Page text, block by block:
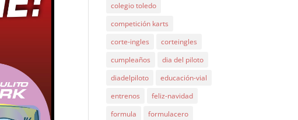
colegio toledo
competición karts
corte-ingles
corteingles
cumpleaños
dia del piloto
diadelpiloto
educación-vial
entrenos
feliz-navidad
formula
formulacero